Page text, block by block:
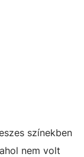
színekben
nem volt